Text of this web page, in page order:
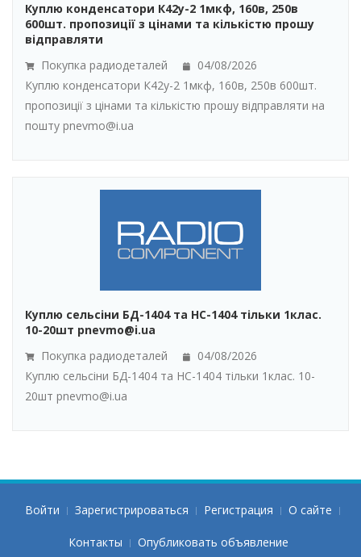
Куплю конденсатори К42у-2 1мкф, 160в, 250в
600шт. пропозиції з цінами та кількістю прошу
відправляти
Покупка радиодеталей
04/08/2026
Куплю конденсатори К42у-2 1мкф, 160в, 250в 600шт.
пропозиції з цінами та кількістю прошу відправляти на
пошту pnevmo@i.ua
Куплю сельсіни БД-1404 та НС-1404 тільки 1клас.
10-20шт pnevmo@i.ua
Покупка радиодеталей
04/08/2026
Куплю сельсіни БД-1404 та НС-1404 тільки 1клас. 10-
20шт pnevmo@i.ua
Войти Зарегистрироваться Регистрация О сайте
Контакты Опубликовать объявление